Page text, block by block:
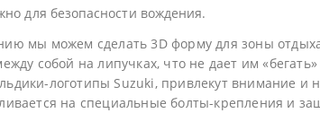
для безопасности вождения.
мы можем сделать 3D форму для зоны
собой на липучках, что не дает им
логотипы Suzuki, привлекут внимание
на специальные болты-крепления и